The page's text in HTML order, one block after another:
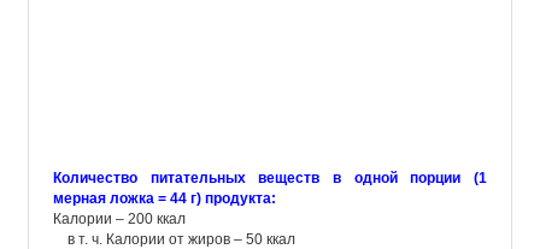
Количество питательных веществ в одной порции (1
мерная ложка = 44 г) продукта:
Калории – 200 ккал
в т. ч. Калории от жиров – 50 ккал